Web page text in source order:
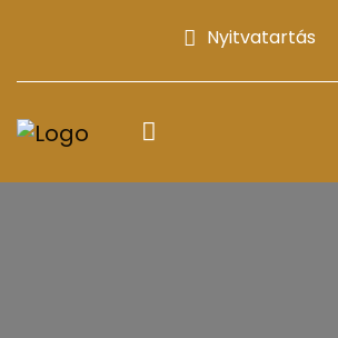
Nyitvatartás